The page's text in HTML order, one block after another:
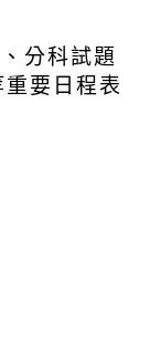
分科試題
要日程表